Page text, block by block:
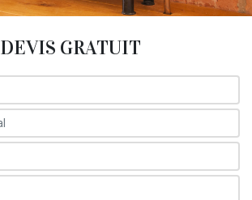
DEVIS GRATUIT